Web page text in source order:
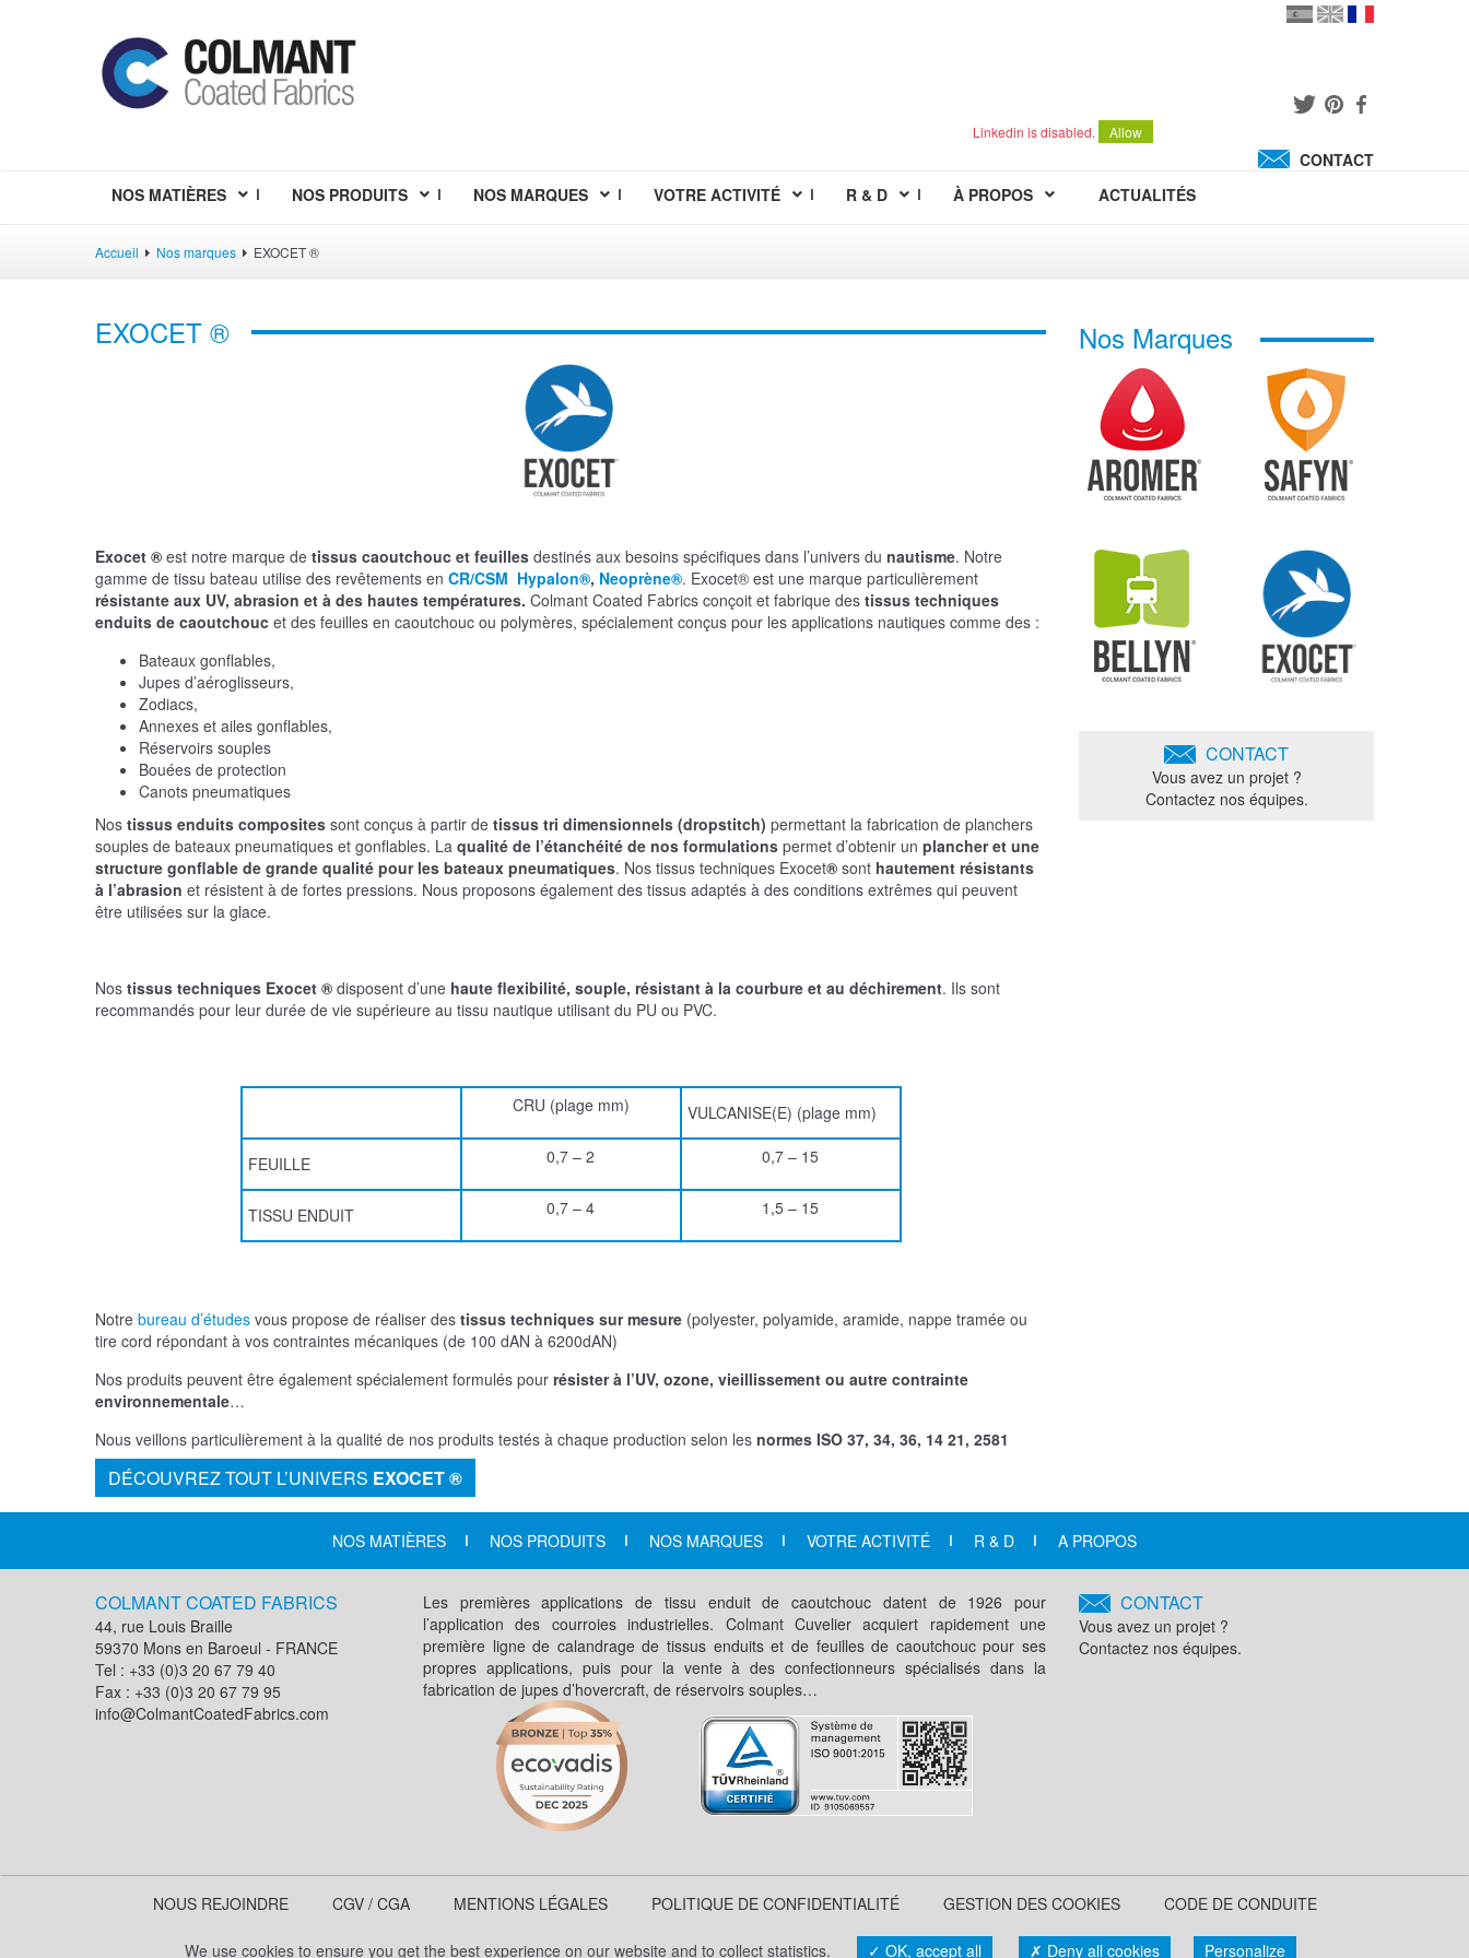
Linkedin is disabled. Allow
CONTACT
NOS MATIÈRES
NOS PRODUITS NOS MARQUES VOTRE ACTIVITÉ R & D À PROPOS ACTUALITÉS
Accueil Nos marques EXOCET ®
EXOCET ®
Exocet ® est notre marque de tissus caoutchouc et feuilles destinés aux besoins spécifiques dans l’univers du nautisme. Notre
gamme de tissu bateau utilise des revêtements en CR/CSM Hypalon®, Neoprène®. Exocet® est une marque particulièrement
résistante aux UV, abrasion et à des hautes températures. Colmant Coated Fabrics conçoit et fabrique des tissus techniques
enduits de caoutchouc et des feuilles en caoutchouc ou polymères, spécialement conçus pour les applications nautiques comme des :
Bateaux gonflables,
Jupes d’aéroglisseurs,
Zodiacs,
Annexes et ailes gonflables,
Réservoirs souples
Bouées de protection
Canots pneumatiques
Nos tissus enduits composites sont conçus à partir de tissus tri dimensionnels (dropstitch) permettant la fabrication de planchers
souples de bateaux pneumatiques et gonflables. La qualité de l’étanchéité de nos formulations permet d’obtenir un plancher et une
structure gonflable de grande qualité pour les bateaux pneumatiques. Nos tissus techniques Exocet® sont hautement résistants
à l’abrasion et résistent à de fortes pressions. Nous proposons également des tissus adaptés à des conditions extrêmes qui peuvent
être utilisées sur la glace.
Nos tissus techniques Exocet ® disposent d’une haute flexibilité, souple, résistant à la courbure et au déchirement. Ils sont
recommandés pour leur durée de vie supérieure au tissu nautique utilisant du PU ou PVC.
CRU (plage mm) VULCANISE(E) (plage mm)
FEUILLE 0,7 – 2 0,7 – 15
TISSU ENDUIT 0,7 – 4 1,5 – 15
Notre bureau d’études vous propose de réaliser des tissus techniques sur mesure (polyester, polyamide, aramide, nappe tramée ou
tire cord répondant à vos contraintes mécaniques (de 100 dAN à 6200dAN)
Nos produits peuvent être également spécialement formulés pour résister à l’UV, ozone, vieillissement ou autre contrainte
environnementale…
Nous veillons particulièrement à la qualité de nos produits testés à chaque production selon les normes ISO 37, 34, 36, 14 21, 2581
DÉCOUVREZ TOUT L’UNIVERS EXOCET ®
Nos Marques
CONTACT
Vous avez un projet ?
Contactez nos équipes.
NOS MATIÈRES NOS PRODUITS NOS MARQUES VOTRE ACTIVITÉ R & D A PROPOS
COLMANT COATED FABRICS
44, rue Louis Braille
59370 Mons en Baroeul - FRANCE
Tel : +33 (0)3 20 67 79 40
Fax : +33 (0)3 20 67 79 95
info@ColmantCoatedFabrics.com
Les premières applications de tissu enduit de caoutchouc datent de 1926 pour
l’application des courroies industrielles. Colmant Cuvelier acquiert rapidement une
première ligne de calandrage de tissus enduits et de feuilles de caoutchouc pour ses
propres applications, puis pour la vente à des confectionneurs spécialisés dans la
fabrication de jupes d’hovercraft, de réservoirs souples…
CONTACT
Vous avez un projet ?
Contactez nos équipes.
NOUS REJOINDRE CGV / CGA MENTIONS LÉGALES POLITIQUE DE CONFIDENTIALITÉ GESTION DES COOKIES CODE DE CONDUITE
We use cookies to ensure you get the best experience on our website and to collect statistics. OK, accept all Deny all cookies Personalize